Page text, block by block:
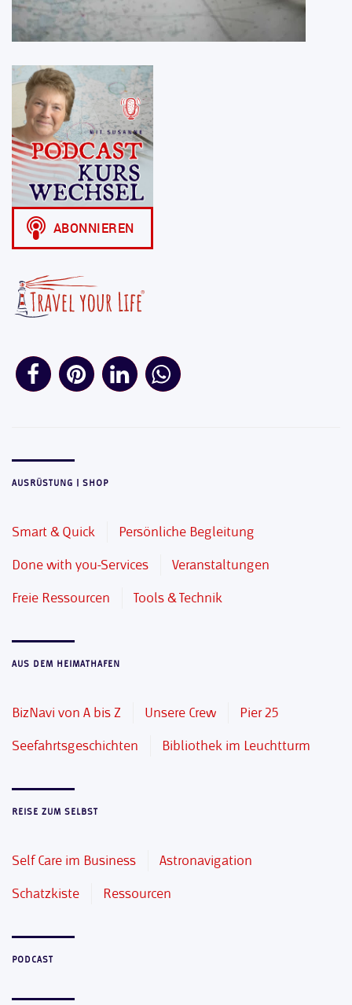
AUSRÜSTUNG | SHOP
Smart & Quick Persönliche Begleitung
Done with you-Services Veranstaltungen
Freie Ressourcen Tools & Technik
AUS DEM HEIMATHAFEN
BizNavi von A bis Z Unsere Crew Pier 25
Seefahrtsgeschichten Bibliothek im Leuchtturm
REISE ZUM SELBST
Self Care im Business Astronavigation
Schatzkiste Ressourcen
PODCAST